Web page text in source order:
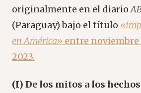
originalmente en el diario
(Paraguay) bajo el título
en América» entre noviembre
2023.
(I) De los mitos a los hechos